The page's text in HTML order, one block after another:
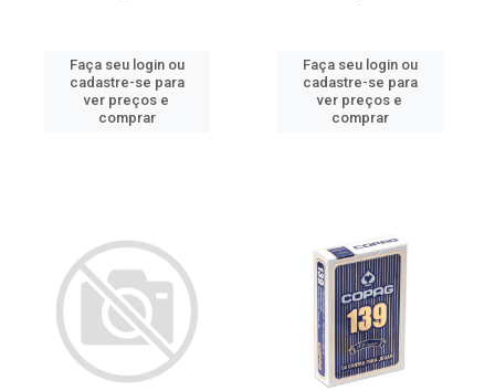
Faça seu login ou
cadastre-se para
ver preços e
comprar
Faça seu login ou
cadastre-se para
ver preços e
comprar